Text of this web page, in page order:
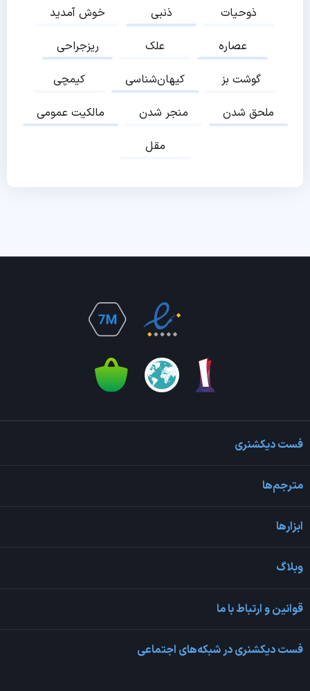
خوش آمدید
ذنبی
ذوحیات
ریزجراحی
علک
عصاره
کیمچی
کیهان‌شناسی
گوشت بز
مالکیت عمومی
منجر شدن
ملحق شدن
مقل
فست دیکشنری
مترجم‌ها
ابزارها
وبلاگ
قوانین و ارتباط با ما
فست دیکشنری در شبکه‌های اجتماعی